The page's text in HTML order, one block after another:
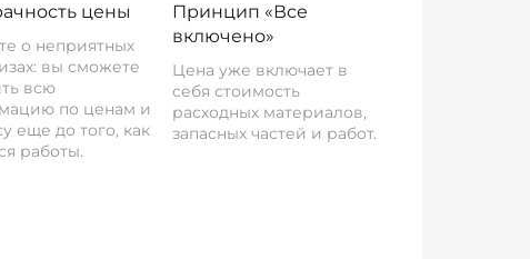
цены
о неприятных
вы сможете
всю
по ценам и
еще до того, как
работы.
Принцип «Все
включено»
Цена уже включает в
себя стоимость
расходных материалов,
запасных частей и работ.